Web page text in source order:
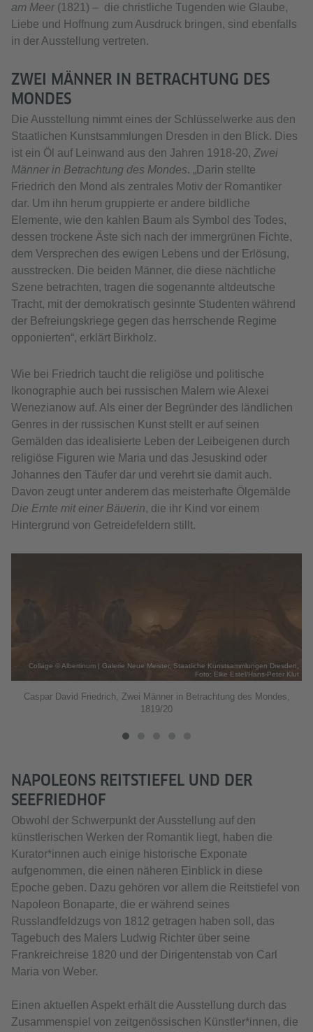
am Meer(1821) – die christliche Tugenden wie Glaube,
Liebe und Hoffnung zum Ausdruck bringen, sind ebenfalls
in der Ausstellung vertreten.
ZWEI MÄNNER IN BETRACHTUNG DES
MONDES
Die Ausstellung nimmt eines der Schlüsselwerke aus den
Staatlichen Kunstsammlungen Dresden in den Blick. Dies
ist ein Öl auf Leinwand aus den Jahren 1918-20, Zwei
Männer in Betrachtung des Mondes. „Darin stellte
Friedrich den Mond als zentrales Motiv der Romantiker
dar. Um ihn herum gruppierte er andere bildliche
Elemente, wie den kahlen Baum als Symbol des Todes,
dessen trockene Äste sich nach der immergrünen Fichte,
dem Versprechen des ewigen Lebens und der Erlösung,
ausstrecken. Die beiden Männer, die diese nächtliche
Szene betrachten, tragen die sogenannte altdeutsche
Tracht, mit der demokratisch gesinnte Studenten während
der Befreiungskriege gegen das herrschende Regime
opponierten“, erklärt Birkholz.
Wie bei Friedrich taucht die religiöse und politische
Ikonographie auch bei russischen Malern wie Alexei
Wenezianow auf. Als einer der Begründer des ländlichen
Genres in der russischen Kunst stellt er auf seinen
Gemälden das idealisierte Leben der Leibeigenen durch
religiöse Figuren wie Maria und das Jesuskind oder
Johannes den Täufer dar und verehrt sie damit auch.
Davon zeugt unter anderem das meisterhafte Ölgemälde
Die Ernte mit einer Bäuerin, die ihr Kind vor einem
Hintergrund von Getreidefeldern stillt.
Collage © Albertinum | Galerie Neue Meister, Staatliche Kunstsammlungen Dresden,
Foto: Elke Estel/Hans-Peter Klut
Caspar David Friedrich, Zwei Männer in Betrachtung des Mondes,
1819/20
NAPOLEONS REITSTIEFEL UND DER
SEEFRIEDHOF
Obwohl der Schwerpunkt der Ausstellung auf den
künstlerischen Werken der Romantik liegt, haben die
Kurator*innen auch einige historische Exponate
aufgenommen, die einen näheren Einblick in diese
Epoche geben. Dazu gehören vor allem die Reitstiefel von
Napoleon Bonaparte, die er während seines
Russlandfeldzugs von 1812 getragen haben soll, das
Tagebuch des Malers Ludwig Richter über seine
Frankreichreise 1820 und der Dirigentenstab von Carl
Maria von Weber.
Einen aktuellen Aspekt erhält die Ausstellung durch das
Zusammenspiel von zeitgenössischen Künstler*innen, die